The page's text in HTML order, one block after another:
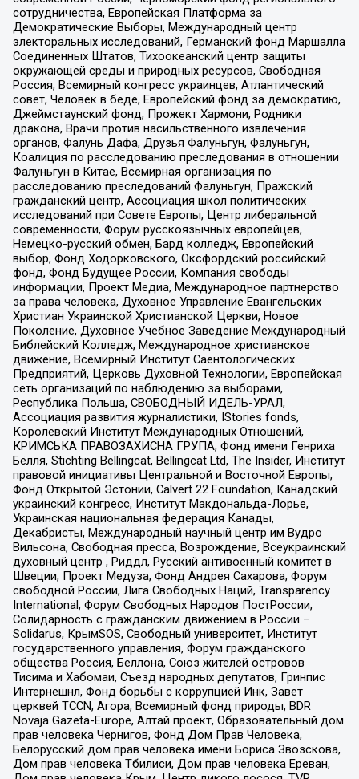
сотрудничества, Европейская Платформа за
Демократические Выборы, Международный центр
электоральных исследований, Германский фонд Маршалла
Соединенных Штатов, Тихоокеанский центр защиты
окружающей среды и природных ресурсов, Свободная
Россия, Всемирный конгресс украинцев, Атлантический
совет, Человек в беде, Европейский фонд за демократию,
Джеймстаунский фонд, Прожект Хармони, Родники
дракона, Врачи против насильственного извлечения
органов, Фалунь Дафа, Друзья Фалуньгун, Фалуньгун,
Коалиция по расследованию преследования в отношении
Фалуньгун в Китае, Всемирная организация по
расследованию преследований Фалуньгун, Пражский
гражданский центр, Ассоциация школ политических
исследований при Совете Европы, Центр либеральной
современности, Форум русскоязычных европейцев,
Немецко-русский обмен, Бард колледж, Европейский
выбор, Фонд Ходорковского, Оксфордский российский
фонд, Фонд Будущее России, Компания свободы
информации, Проект Медиа, Международное партнерство
за права человека, Духовное Управление Евангельских
Христиан Украинской Христианской Церкви, Новое
Поколение, Духовное Учебное Заведение Международный
Библейский Колледж, Международное христианское
движение, Всемирный Институт Саентологических
Предприятий, Церковь Духовной Технологии, Европейская
сеть организаций по наблюдению за выборами,
Республика Польша, СВОБОДНЫЙ ИДЕЛЬ-УРАЛ,
Ассоциация развития журналистики, IStories fonds,
Королевский Институт Международных Отношений,
КРИМСЬКА ПРАВОЗАХИСНА ГРУПА, Фонд имени Генриха
Бёлля, Stichting Bellingcat, Bellingcat Ltd, The Insider, Институт
правовой инициативы Центральной и Восточной Европы,
Фонд Открытой Эстонии, Calvert 22 Foundation, Канадский
украинский конгресс, Институт Макдональда-Лорье,
Украинская национальная федерация Канады,
Декабристы, Международный научный центр им Вудро
Вильсона, Свободная пресса, Возрождение, Всеукраинский
духовный центр , Риддл, Русский антивоенный комитет в
Швеции, Проект Медуза, Фонд Андрея Сахарова, Форум
свободной России, Лига Свободных Наций, Transparеncy
International, Форум Свободных Народов ПостРоссии,
Солидарность с гражданским движением в России –
Solidarus, КрымSOS, Свободный университет, Институт
государственного управления, Форум гражданского
общества Россия, Беллона, Союз жителей островов
Тисима и Хабомаи, Съезд народных депутатов, Гринпис
Интернешнл, Фонд борьбы с коррупцией Инк, Завет
церквей TCCN, Агора, Всемирный фонд природы, BDR
Novaja Gazeta-Europe, Алтай проект, Образовательный дом
прав человека Чернигов, Фонд Дом Прав Человека,
Белорусский дом прав человека имени Бориса Звозскова,
Дом прав человека Тбилиси, Дом прав человека Ереван,